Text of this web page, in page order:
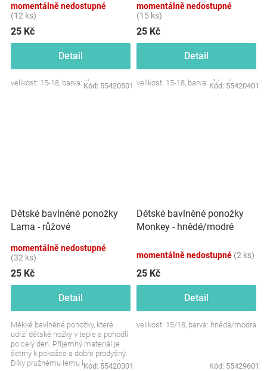
momentálně nedostupné
(12 ks)
25 Kč
Detail
velikost: 15-18, barva: lila
Kód: 55420501
momentálně nedostupné
(15 ks)
25 Kč
Detail
velikost: 15-18, barva: růžová
Kód: 55420401
Dětské bavlněné ponožky
Lama - růžové
momentálně nedostupné
(32 ks)
25 Kč
Detail
Měkké bavlněné ponožky, které
udrží dětské nožky v teple a pohodlí
po celý den. Příjemný materiál je
šetrný k pokožce a dobře prodyšný.
Díky pružnému lemu krásně sedí,
Kód: 55420301
Dětské bavlněné ponožky
Monkey - hnědé/modré
momentálně nedostupné (2 ks)
25 Kč
Detail
velikost: 15/18, barva: hnědá/modrá
Kód: 55429601